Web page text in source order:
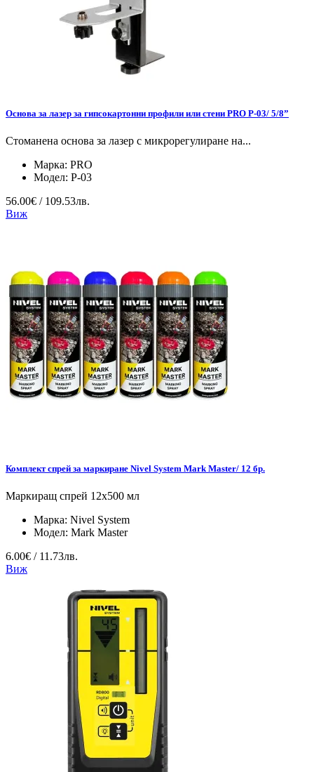
Основа за лазер за гипсокартонни профили или стени PRO P-03/ 5/8”
Стоманена основа за лазер с микрорегулиране на...
Марка: PRO
Модел: P-03
56.00€ / 109.53лв.
Виж
Комплект спрей за маркиране Nivel System Mark Master/ 12 бр.
Маркиращ спрей 12x500 мл
Марка: Nivel System
Модел: Mark Master
6.00€ / 11.73лв.
Виж